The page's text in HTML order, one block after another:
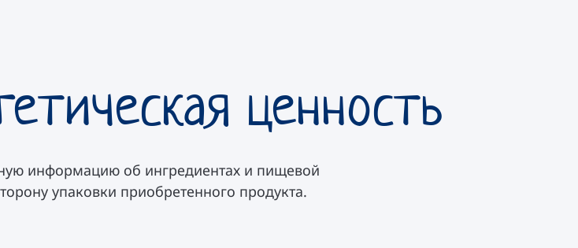
ценность
информацию об ингредиентах и пищевой
упаковки приобретенного продукта.